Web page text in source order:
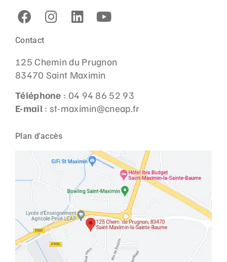
Contact
125 Chemin du Prugnon
83470 Saint Maximin
Téléphone : 04 94 86 52 93
E-mail : st-maximin@cneap.fr
Plan d'accès